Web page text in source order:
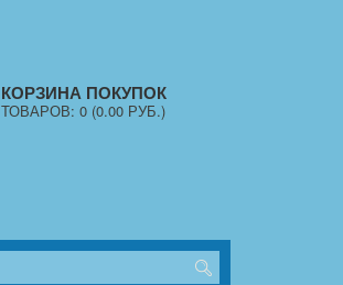
КОРЗИНА ПОКУПОК
ТОВАРОВ: 0 (0.00 РУБ.)